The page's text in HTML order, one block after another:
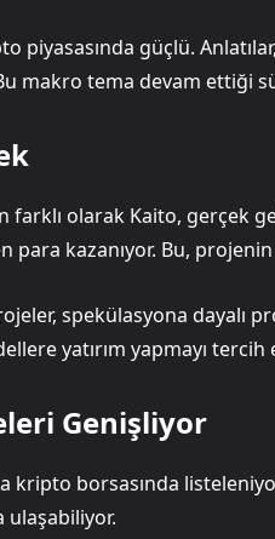
piyasasında güçlü.
makro tema devam ettiği
olarak Kaito, gerçek
para kazanıyor. Bu,
spekülasyona dayalı
yatırım yapmayı
Genişliyor
kripto borsasında
ulaşabiliyor.